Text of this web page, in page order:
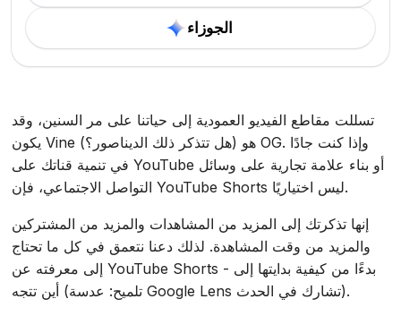
الجوزاء
تسللت مقاطع الفيديو العمودية إلى حياتنا على مر السنين، وقد
يكون Vine (هل تتذكر ذلك الديناصور؟) هو OG. وإذا كنت جادًا
في تنمية قناتك على YouTube أو بناء علامة تجارية على وسائل
التواصل الاجتماعي، فإن YouTube Shorts ليس اختياريًا.
إنها تذكرتك إلى المزيد من المشاهدات والمزيد من المشتركين
والمزيد من وقت المشاهدة. لذلك دعنا نتعمق في كل ما تحتاج
إلى معرفته عن YouTube Shorts - بدءًا من كيفية بدايتها إلى
أين تتجه (تلميح: عدسة Google Lens تشارك في الحدث).